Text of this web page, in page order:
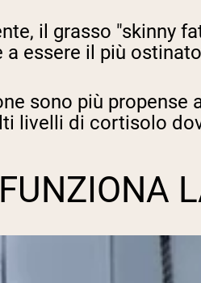
il grasso "skinny
a essere il più
sono più propense
livelli di cortisolo